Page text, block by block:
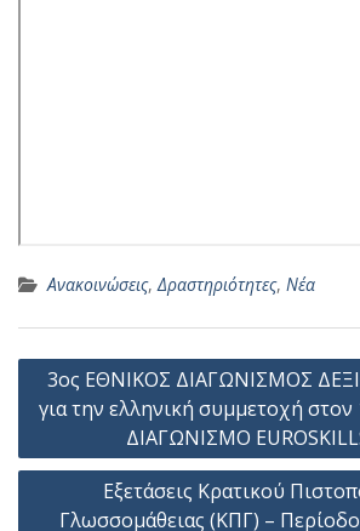
Ανακοινώσεις,Δραστηριότητες, Νέα
Πλοήγηση
άρθρων
3ος ΕΘΝΙΚΟΣ ΔΙΑΓΩΝΙΣΜΟΣ
για την ελληνική συμμετοχή
ΔΙΑΓΩΝΙΣΜΟ
Εξετάσεις Κρατικού
Γλωσσομάθειας (ΚΠΓ) –